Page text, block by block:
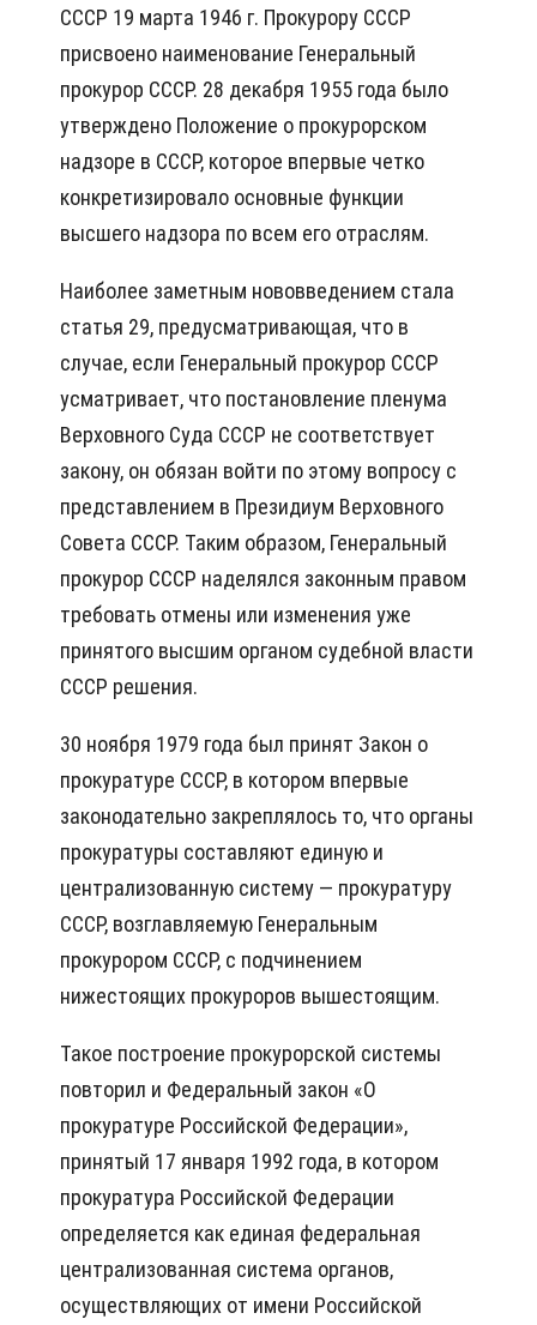
СССР 19 марта 1946 г. Прокурору СССР
присвоено наименование Генеральный
прокурор СССР. 28 декабря 1955 года было
утверждено Положение о прокурорском
надзоре в СССР, которое впервые четко
конкретизировало основные функции
высшего надзора по всем его отраслям.
Наиболее заметным нововведением стала
статья 29, предусматривающая, что в
случае, если Генеральный прокурор СССР
усматривает, что постановление пленума
Верховного Суда СССР не соответствует
закону, он обязан войти по этому вопросу с
представлением в Президиум Верховного
Совета СССР. Таким образом, Генеральный
прокурор СССР наделялся законным правом
требовать отмены или изменения уже
принятого высшим органом судебной власти
СССР решения.
30 ноября 1979 года был принят Закон о
прокуратуре СССР, в котором впервые
законодательно закреплялось то, что органы
прокуратуры составляют единую и
централизованную систему — прокуратуру
СССР, возглавляемую Генеральным
прокурором СССР, с подчинением
нижестоящих прокуроров вышестоящим.
Такое построение прокурорской системы
повторил и Федеральный закон «О
прокуратуре Российской Федерации»,
принятый 17 января 1992 года, в котором
прокуратура Российской Федерации
определяется как единая федеральная
централизованная система органов,
осуществляющих от имени Российской